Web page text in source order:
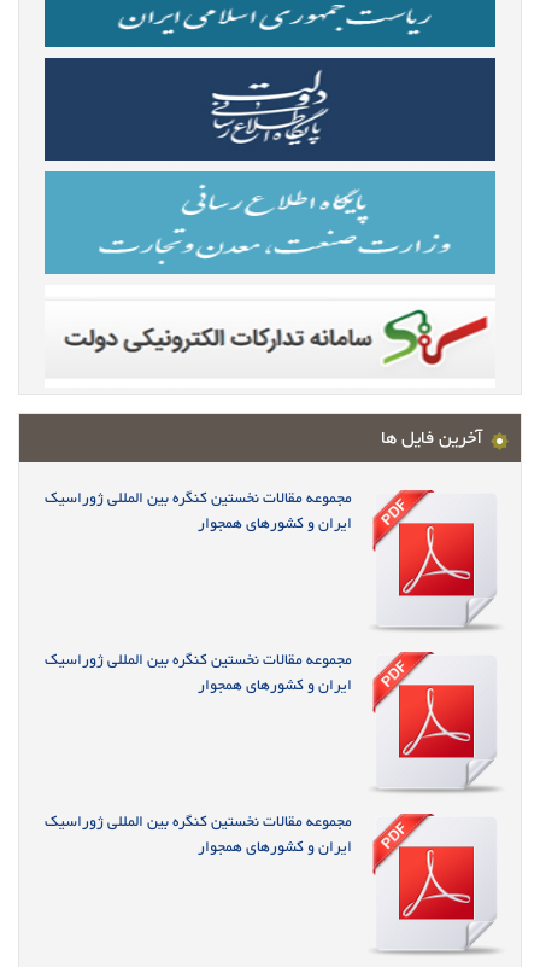
آخرین فایل ها
مجموعه مقالات نخستین کنگره بین المللی ژوراسیک
ایران و کشورهای همجوار
مجموعه مقالات نخستین کنگره بین المللی ژوراسیک
ایران و کشورهای همجوار
مجموعه مقالات نخستین کنگره بین المللی ژوراسیک
ایران و کشورهای همجوار